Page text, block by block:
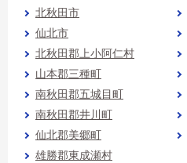
北秋田市
仙北市
北秋田郡上小阿仁村
山本郡三種町
南秋田郡五城目町
南秋田郡井川町
仙北郡美郷町
雄勝郡東成瀬村